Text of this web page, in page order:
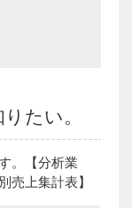
たい。
。【分析業
売上集計表】